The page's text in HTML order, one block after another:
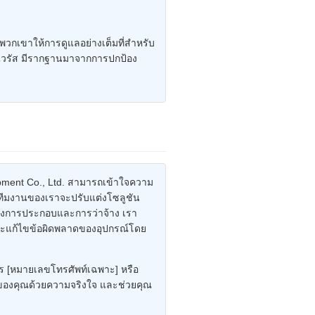
กเขาให้การดูแลอย่างเต็มที่สำหรับ
ส มีรากฐานมาจากการปกป้อง
Co., Ltd. สามารถเข้าใจความ
งานของเราจะปรับแต่งโซลูชัน
ารประกอบและการว่าจ้าง เรา
แก้ไขข้อผิดพลาดของอุปกรณ์โดย
[หมายเลขโทรศัพท์เฉพาะ] หรือ
องคุณด้วยความจริงใจ และช่วยคุณ